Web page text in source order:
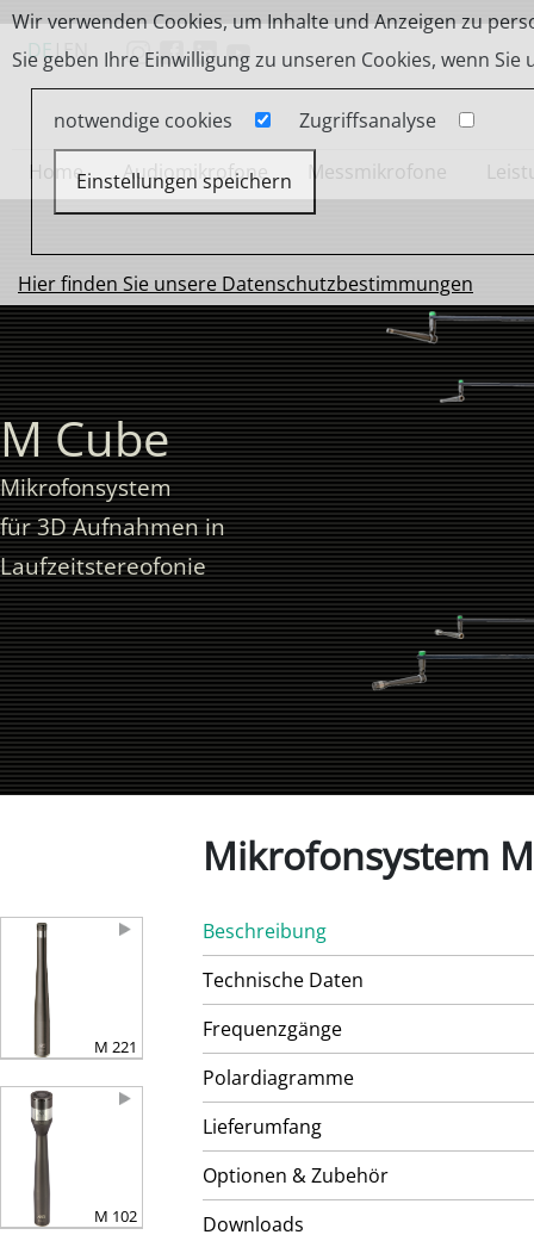
Wir verwenden Cookies, um Inhalte und Anzeigen zu
Sie geben Ihre Einwilligung zu unseren Cookies, wenn
notwendige cookies Zugriffsanalyse
Einstellungen speichern
Hier finden Sie unsere Datenschutzbestimmungen
DE|EN
Home Audiomikrofone Messmikrofone
M Cube
Mikrofonsystem
für 3D Aufnahmen in
Laufzeitstereofonie
Mikrofonsystem
M 221
M 102
Beschreibung
Technische Daten
Frequenzgänge
Polardiagramme
Lieferumfang
Optionen & Zubehör
Downloads